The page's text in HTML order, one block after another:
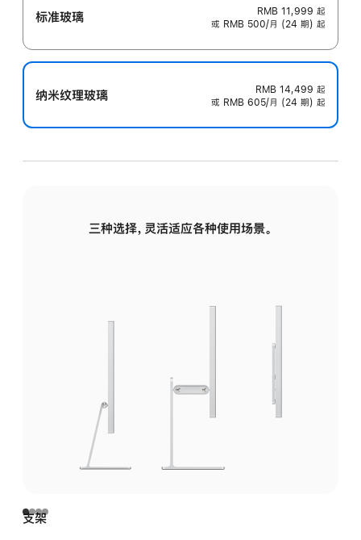
标准玻璃 RMB 11,999 起
或 RMB 500/月 (24 期) 起
纳米纹理玻璃 RMB 14,499 起
或 RMB 605/月 (24 期) 起
三种选择，灵活适应各种使用场景。
支架